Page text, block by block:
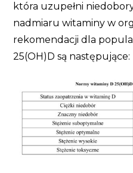
która uzupełni
nadmiaru witaminy w
rekomendacji dla
25(OH)D są następujące: